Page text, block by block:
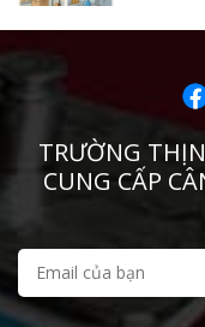
TRƯỜNG
CUNG CẤP